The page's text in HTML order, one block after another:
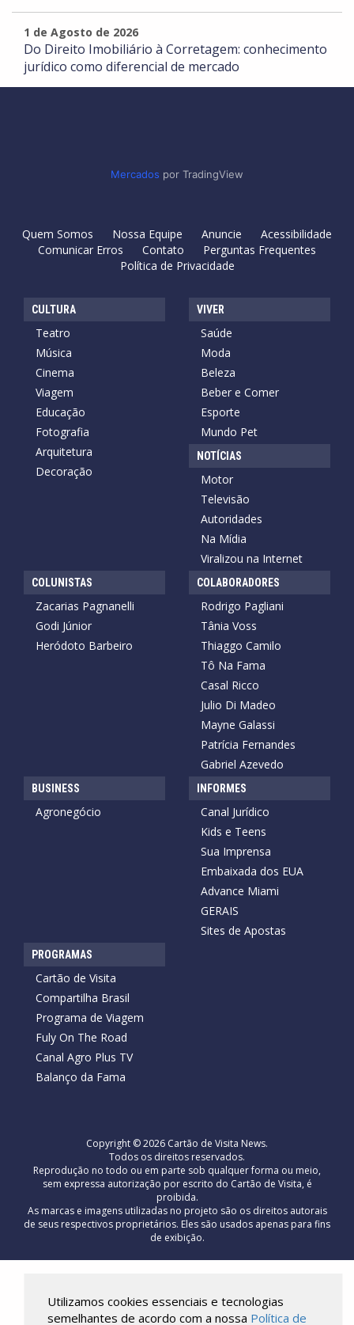
1 de Agosto de 2026
Do Direito Imobiliário à Corretagem: conhecimento
jurídico como diferencial de mercado
Mercados por TradingView
Quem Somos Nossa Equipe Anuncie
Acessibilidade
Comunicar Erros
Contato
Perguntas Frequentes
Política de Privacidade
CULTURA
Teatro
Música
Cinema
Viagem
Educação
Fotografia
Arquitetura
Decoração
VIVER
Saúde
Moda
Beleza
Beber e Comer
Esporte
Mundo Pet
NOTÍCIAS
Motor
Televisão
Autoridades
Na Mídia
Viralizou na Internet
COLUNISTAS
Zacarias Pagnanelli
Godi Júnior
Heródoto Barbeiro
COLABORADORES
Rodrigo Pagliani
Tânia Voss
Thiaggo Camilo
Tô Na Fama
Casal Ricco
Julio Di Madeo
Mayne Galassi
Patrícia Fernandes
Gabriel Azevedo
BUSINESS
Agronegócio
INFORMES
Canal Jurídico
Kids e Teens
Sua Imprensa
Embaixada dos EUA
Advance Miami
GERAIS
Sites de Apostas
PROGRAMAS
Cartão de Visita
Compartilha Brasil
Programa de Viagem
Fuly On The Road
Canal Agro Plus TV
Balanço da Fama
Copyright © 2026 Cartão de Visita News.
Todos os direitos reservados.
Reprodução no todo ou em parte sob qualquer forma ou meio,
sem expressa autorização por escrito do Cartão de Visita, é
proibida.
As marcas e imagens utilizadas no projeto são os direitos autorais
de seus respectivos proprietários. Eles são usados ​​apenas para fins
de exibição.
Utilizamos cookies essenciais e tecnologias
semelhantes de acordo com a nossa Política de